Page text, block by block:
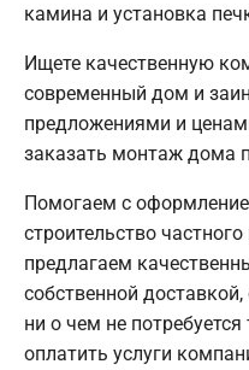
камина и установка
Ищете качественную
современный дом и
предложениями и
заказать монтаж дома
Помогаем с
строительство
предлагаем
собственной
ни о чем не
оплатить услуги